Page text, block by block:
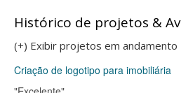
Histórico de projetos &
(+) Exibir projetos em andamento
Criação de logotipo para imobiliária